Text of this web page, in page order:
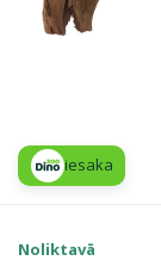
iesaka
Noliktavā